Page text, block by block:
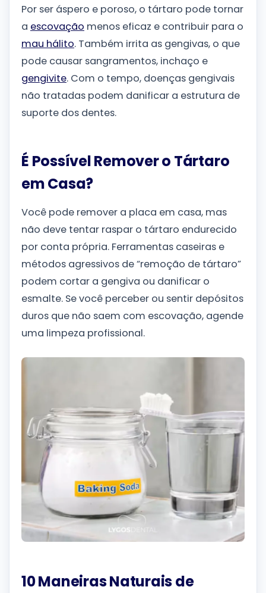
Por ser áspero e poroso, o tártaro pode tornar
a escovação menos eficaz e contribuir para o
mau hálito. Também irrita as gengivas, o que
pode causar sangramentos, inchaço e
gengivite. Com o tempo, doenças gengivais
não tratadas podem danificar a estrutura de
suporte dos dentes.
É Possível Remover o Tártaro
em Casa?
Você pode remover a placa em casa, mas
não deve tentar raspar o tártaro endurecido
por conta própria. Ferramentas caseiras e
métodos agressivos de “remoção de tártaro”
podem cortar a gengiva ou danificar o
esmalte. Se você perceber ou sentir depósitos
duros que não saem com escovação, agende
uma limpeza profissional.
10 Maneiras Naturais de